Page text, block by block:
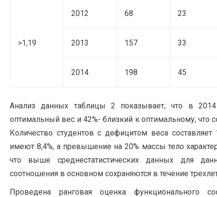
>1,19
2012 68 23
2013 157 33
2014 198 45
Анализ данных таблицы 2 показывает, что в
оптимальный вес и 42%- близкий к оптимальному, что
Количество студентов с дефицитом веса
имеют 8,4%, а превышение на 20% массы тело
что выше среднестатистических данных для
соотношения в основном сохраняются в течение
Проведена ранговая оценка функционального